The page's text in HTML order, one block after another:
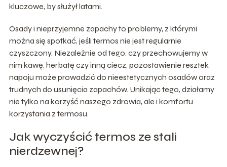
kluczowe, by służył latami.
Osady i nieprzyjemne zapachy to problemy, z którymi
można się spotkać, jeśli termos nie jest regularnie
czyszczony. Niezależnie od tego, czy przechowujemy w
nim kawę, herbatę czy inną ciecz, pozostawienie resztek
napoju może prowadzić do nieestetycznych osadów oraz
trudnych do usunięcia zapachów. Unikając tego, działamy
nie tylko na korzyść naszego zdrowia, ale i komfortu
korzystania z termosu.
Jak wyczyścić termos ze stali
nierdzewnej?